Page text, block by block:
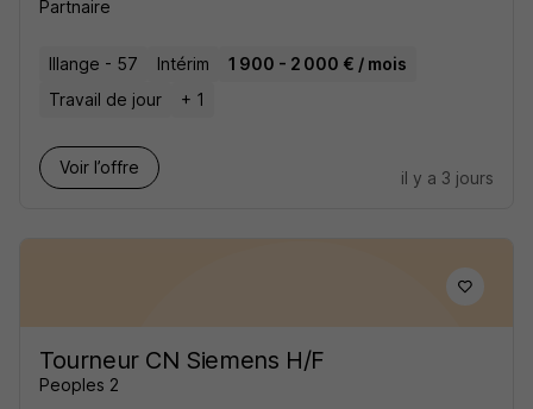
Partnaire
Illange - 57 Intérim
1 900 - 2 000 € / mois
Travail de jour
+ 1
Voir l’offre
il y a 3 jours
Tourneur CN Siemens H/F
Peoples 2